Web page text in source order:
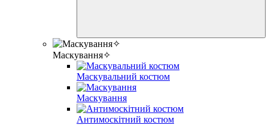
Маскування✧
Маскувальний костюм
Маскування
Антимоскітний костюм